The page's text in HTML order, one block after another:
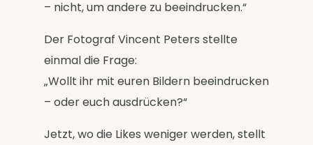
– nicht, um andere zu beeindrucken.“
Der Fotograf Vincent Peters stellte
einmal die Frage:
„Wollt ihr mit euren Bildern beeindrucken
– oder euch ausdrücken?“
Jetzt, wo die Likes weniger werden, stellt